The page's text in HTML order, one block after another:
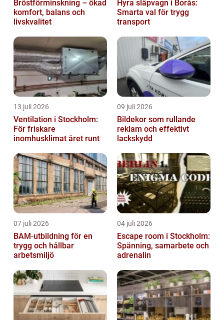
Bröstförminskning – ökad
komfort, balans och
livskvalitet
Hyra släpvagn i Borås:
Smarta val för trygg
transport
13 juli 2026
Ventilation i Stockholm:
För friskare
inomhusklimat året runt
09 juli 2026
Bildekor som rullande
reklam och effektivt
lackskydd
07 juli 2026
BAM-utbildning för en
trygg och hållbar
arbetsmiljö
04 juli 2026
Escape room i Stockholm:
Spänning, samarbete och
adrenalin